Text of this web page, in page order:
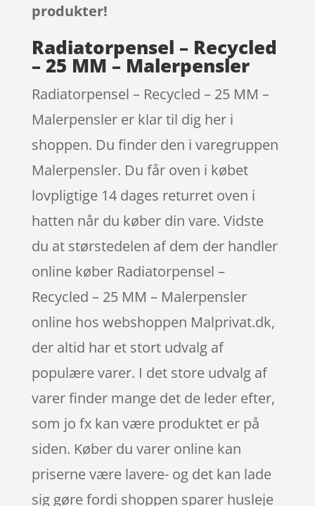
produkter!
Radiatorpensel – Recycled
– 25 MM – Malerpensler
Radiatorpensel – Recycled – 25 MM –
Malerpensler er klar til dig her i
shoppen. Du finder den i varegruppen
Malerpensler. Du får oven i købet
lovpligtige 14 dages returret oven i
hatten når du køber din vare. Vidste
du at størstedelen af dem der handler
online køber Radiatorpensel –
Recycled – 25 MM – Malerpensler
online hos webshoppen Malprivat.dk,
der altid har et stort udvalg af
populære varer. I det store udvalg af
varer finder mange det de leder efter,
som jo fx kan være produktet er på
siden. Køber du varer online kan
priserne være lavere- og det kan lade
sig gøre fordi shoppen sparer husleje